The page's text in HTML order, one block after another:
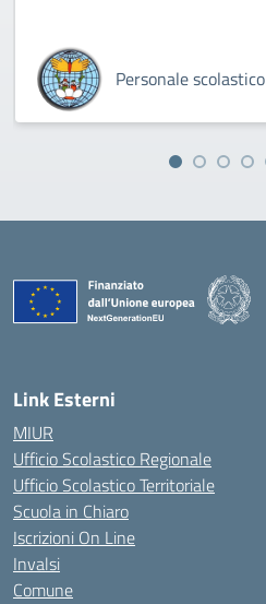
Personale scolastico
Link Esterni
MIUR
Ufficio Scolastico Regionale
Ufficio Scolastico Territoriale
Scuola in Chiaro
Iscrizioni On Line
Invalsi
Comune